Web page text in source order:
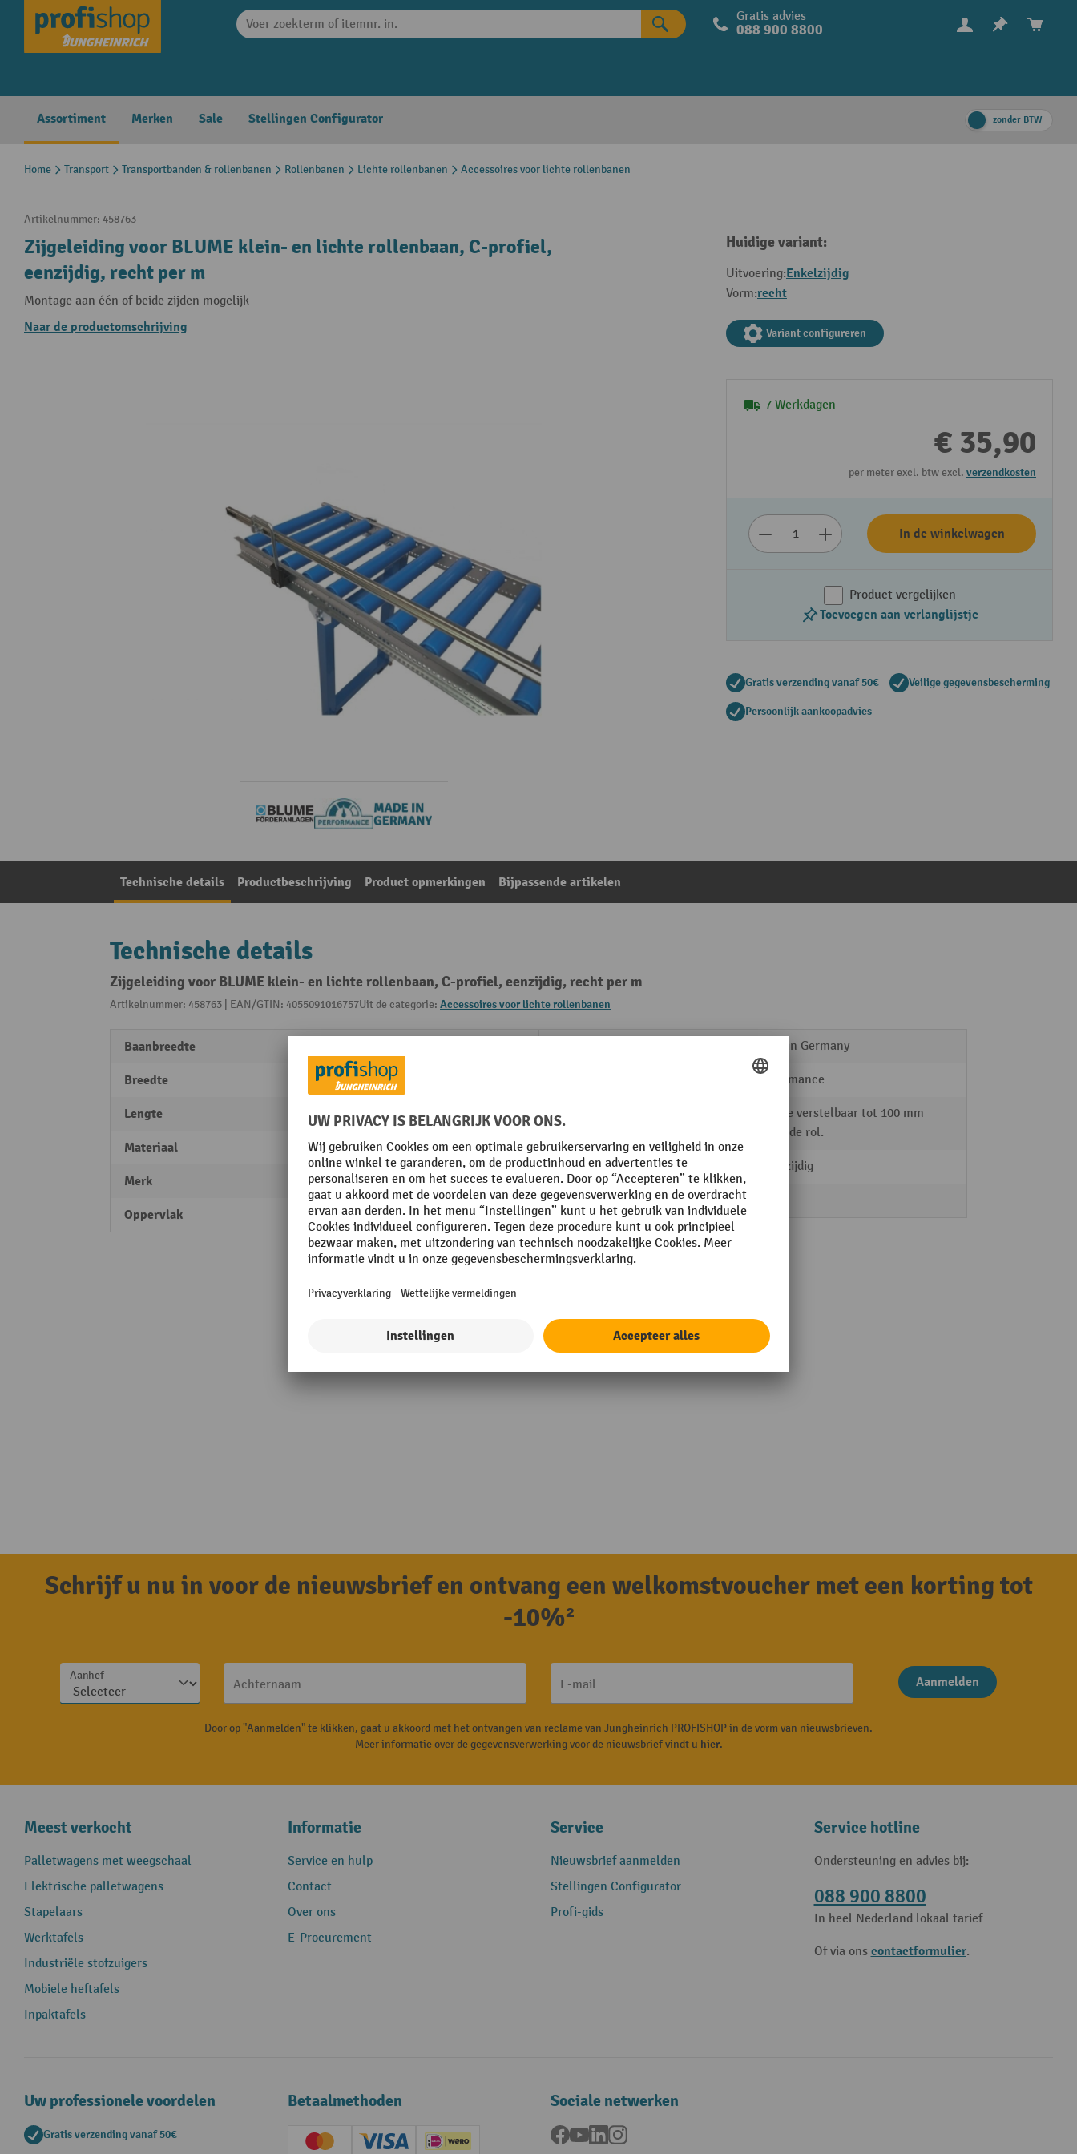
Skip to main navigation Gratis advies
088 900 8800
Assortiment Merken Sale Stellingen Configurator zonder BTW
Home Transport Transportbanden & rollenbanen Rollenbanen Lichte rollenbanen Accessoires voor lichte rollenbanen
Artikelnummer: 458763
Zijgeleiding voor BLUME klein- en lichte rollenbaan, C-profiel,
eenzijdig, recht per m
Montage aan één of beide zijden mogelijk
Naar de productomschrijving
Huidige variant:
Uitvoering:Enkelzijdig
Vorm:recht
Variant configureren
7 Werkdagen
€ 35,90
per meter excl. btw excl. verzendkosten
In de winkelwagen
Product vergelijken
Toevoegen aan verlanglijstje
Gratis verzending vanaf 50€ Veilige gegevensbescherming
Persoonlijk aankoopadvies
Technische details Productbeschrijving Product opmerkingen Bijpassende artikelen
Technische details
Zijgeleiding voor BLUME klein- en lichte rollenbaan, C-profiel, eenzijdig, recht per m
Artikelnummer: 458763 | EAN/GTIN: 4055091016757Uit de categorie: Accessoires voor lichte rollenbanen
Baanbreedte
Breedte 28 mm
Lengte 1000 mm
Materiaal Staal
Merk BLUME
Oppervlak verzinkt
Made in Germany
Performance
Technische eigenschappen
Hoogte verstelbaar tot 100 mm
boven de rol.
Uitvoering Enkelzijdig
Vorm
Schrijf u nu in voor de nieuwsbrief en ontvang een welkomstvoucher met een korting tot
-10%²
Aanhef
Achternaam E-mail Aanmelden
Door op "Aanmelden" te klikken, gaat u akkoord met het ontvangen van reclame van Jungheinrich PROFISHOP in de vorm van nieuwsbrieven.
Meer informatie over de gegevensverwerking voor de nieuwsbrief vindt u hier.
Meest verkocht
Palletwagens met weegschaal
Elektrische palletwagens
Stapelaars
Werktafels
Industriële stofzuigers
Mobiele heftafels
Inpaktafels
Informatie
Service en hulp
Contact
Over ons
E-Procurement
Service
Nieuwsbrief aanmelden
Stellingen Configurator
Profi-gids
Service hotline
Ondersteuning en advies bij:
088 900 8800
In heel Nederland lokaal tarief
Of via ons contactformulier.
Uw professionele voordelen
Gratis verzending vanaf 50€
Betaalmethoden
Creditcard (Master)Creditcard (Visa)iDEAL | Wero
Sociale netwerken
Facebook
YouTubeLinkedInInstagram